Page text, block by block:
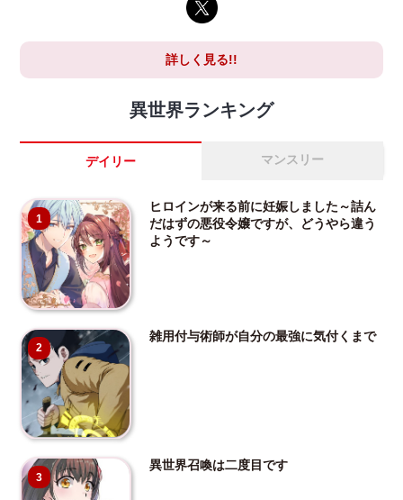
詳しく見る!!
異世界ランキング
デイリー マンスリー
1
ヒロインが来る前に妊娠しました～詰ん
だはずの悪役令嬢ですが、どうやら違う
ようです～
2
雑用付与術師が自分の最強に気付くまで
3
異世界召喚は二度目です